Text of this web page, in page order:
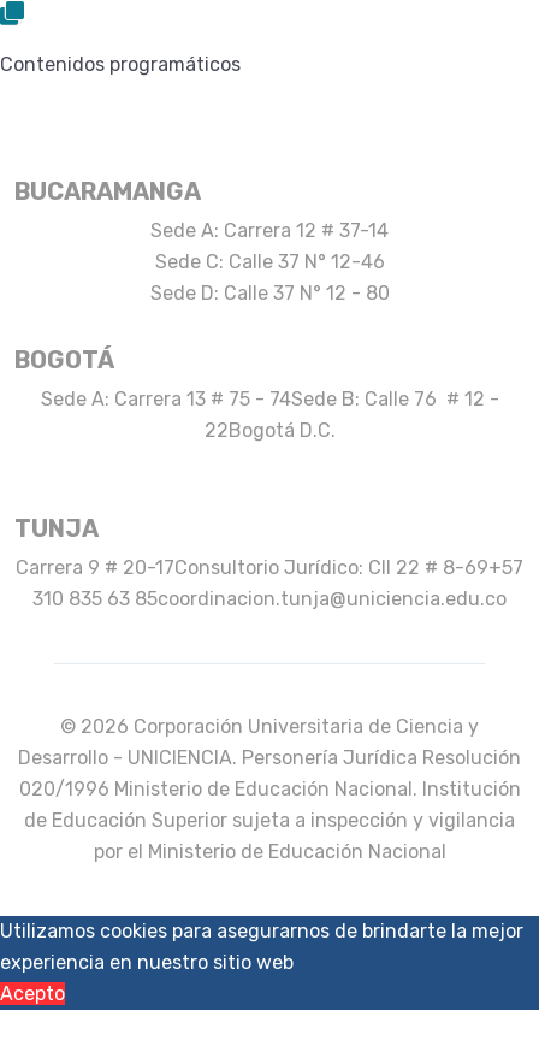
Contenidos programáticos
BUCARAMANGA
Sede A: Carrera 12 # 37-14
Sede C: Calle 37 N° 12-46
Sede D: Calle 37 N° 12 - 80
BOGOTÁ
Sede A: Carrera 13 # 75 - 74Sede B: Calle 76 # 12 -
22Bogotá D.C.
TUNJA
Carrera 9 # 20-17Consultorio Jurídico: Cll 22 # 8-69+57
310 835 63 85coordinacion.tunja@uniciencia.edu.co
© 2026 Corporación Universitaria de Ciencia y
Desarrollo - UNICIENCIA. Personería Jurídica Resolución
020/1996 Ministerio de Educación Nacional. Institución
de Educación Superior sujeta a inspección y vigilancia
por el Ministerio de Educación Nacional
Utilizamos cookies para asegurarnos de brindarte la mejor
experiencia en nuestro sitio web
Acepto